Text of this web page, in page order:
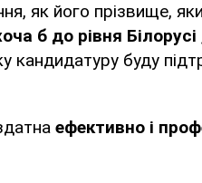
як його прізвище,
б до рівня Білорусі
кандидатуру буду
ефективно і